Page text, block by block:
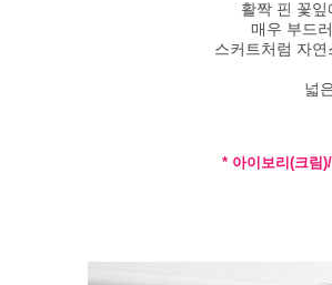
활짝 핀 꽃
매우 부드
스커트처럼 자
넓
* 아이보리(크림